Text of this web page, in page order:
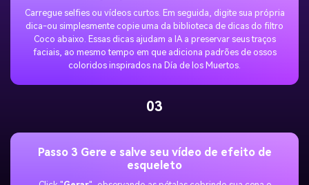
Carregue selfies ou vídeos curtos. Em seguida, digite sua própria
dica-ou simplesmente copie uma da biblioteca de dicas do filtro
Coco abaixo. Essas dicas ajudam a IA a preservar seus traços
faciais, ao mesmo tempo em que adiciona padrões de ossos
coloridos inspirados na Día de los Muertos.
03
Passo 3 Gere e salve seu vídeo de efeito de
esqueleto